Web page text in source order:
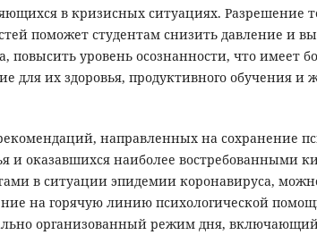
в кризисных ситуациях. Разрешение
поможет студентам снизить давление и
повысить уровень осознанности, что имеет
для их здоровья, продуктивного обучения и
направленных на сохранение
и оказавшихся наиболее востребованными
в ситуации эпидемии коронавируса,
на горячую линию психологической
организованный режим дня, включающий